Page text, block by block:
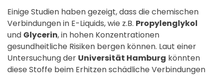
Einige Studien haben gezeigt, dass die chemischen
Verbindungen in E-Liquids, wie z.B. Propylenglykol
und Glycerin, in hohen Konzentrationen
gesundheitliche Risiken bergen können. Laut einer
Untersuchung der Universität Hamburg könnten
diese Stoffe beim Erhitzen schädliche Verbindungen